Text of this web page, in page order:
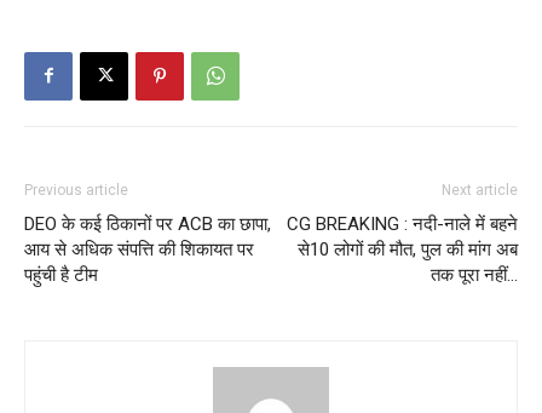
Previous article
DEO के कई ठिकानों पर ACB का छापा,
आय से अधिक संपत्ति की शिकायत पर
पहुंची है टीम
Next article
CG BREAKING : नदी-नाले में बहने
से10 लोगों की मौत, पुल की मांग अब
तक पूरा नहीं…